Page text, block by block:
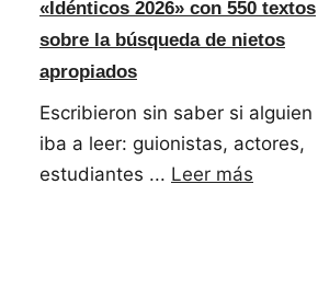
«Idénticos 2026» con 550 textos
sobre la búsqueda de nietos
apropiados
Escribieron sin saber si alguien
iba a leer: guionistas, actores,
estudiantes ... Leer más